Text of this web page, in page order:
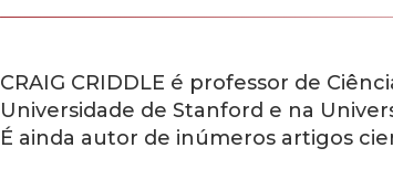
CRAIG CRIDDLE é professor de
Universidade de Stanford e na
É ainda autor de inúmeros artigos